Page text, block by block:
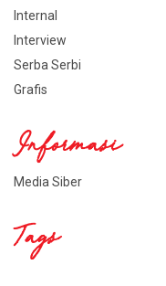
Internal
Interview
Serba Serbi
Grafis
Informasi
Media Siber
Tags